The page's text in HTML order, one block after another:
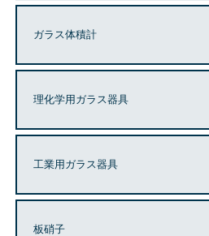
ガラス体積計
理化学用ガラス器具
工業用ガラス器具
板硝子